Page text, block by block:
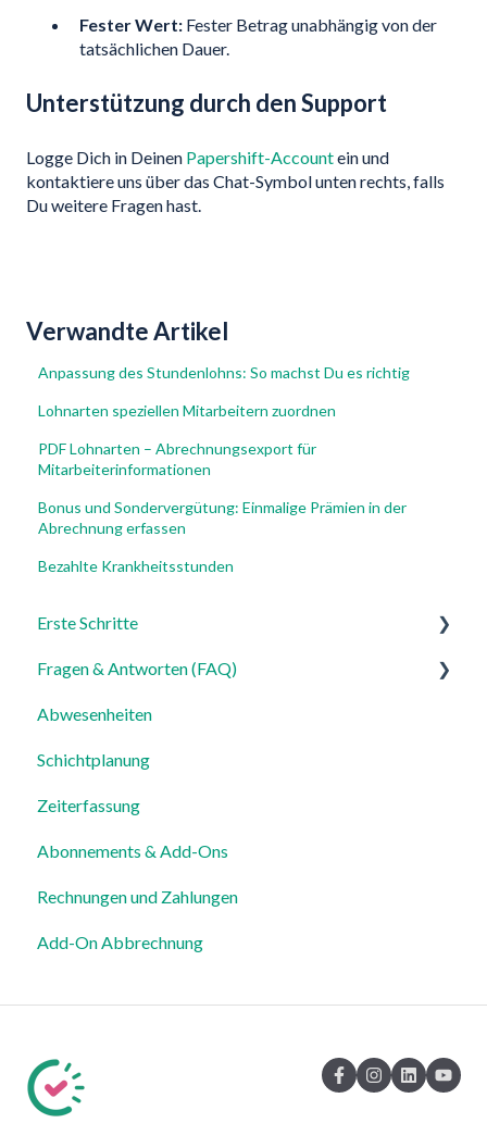
Fester Wert: Fester Betrag unabhängig von der
tatsächlichen Dauer.
Unterstützung durch den Support
Logge Dich in Deinen Papershift-Accountein und
kontaktiere uns über das Chat-Symbol unten rechts, falls
Du weitere Fragen hast.
Verwandte Artikel
Anpassung des Stundenlohns: So machst Du es richtig
Lohnarten speziellen Mitarbeitern zuordnen
PDF Lohnarten – Abrechnungsexport für
Mitarbeiterinformationen
Bonus und Sondervergütung: Einmalige Prämien in der
Abrechnung erfassen
Bezahlte Krankheitsstunden
Erste Schritte
Für Admins
Für Mitarbeiter
Einstellungen
Fragen & Antworten (FAQ)
Login, Account & Sicherheit
Mitarbeiterverwaltung
Mitarbeiterprofile & Stammdaten
Standorte & Arbeitsbereiche
Zeiterfassung, Soll-Stunden & Abwesenheiten
Dienstplanung & Spezialfälle
Export
Abwesenheiten
Schichtplanung
Zeiterfassung
Abonnements & Add-Ons
Rechnungen und Zahlungen
Add-On Abbrechnung